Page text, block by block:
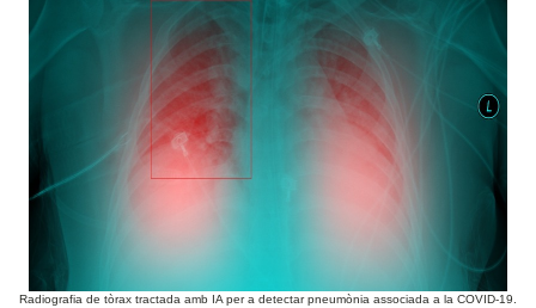
Radiografia de tòrax tractada amb IA per a detectar pneumònia associada a la COVID-19.